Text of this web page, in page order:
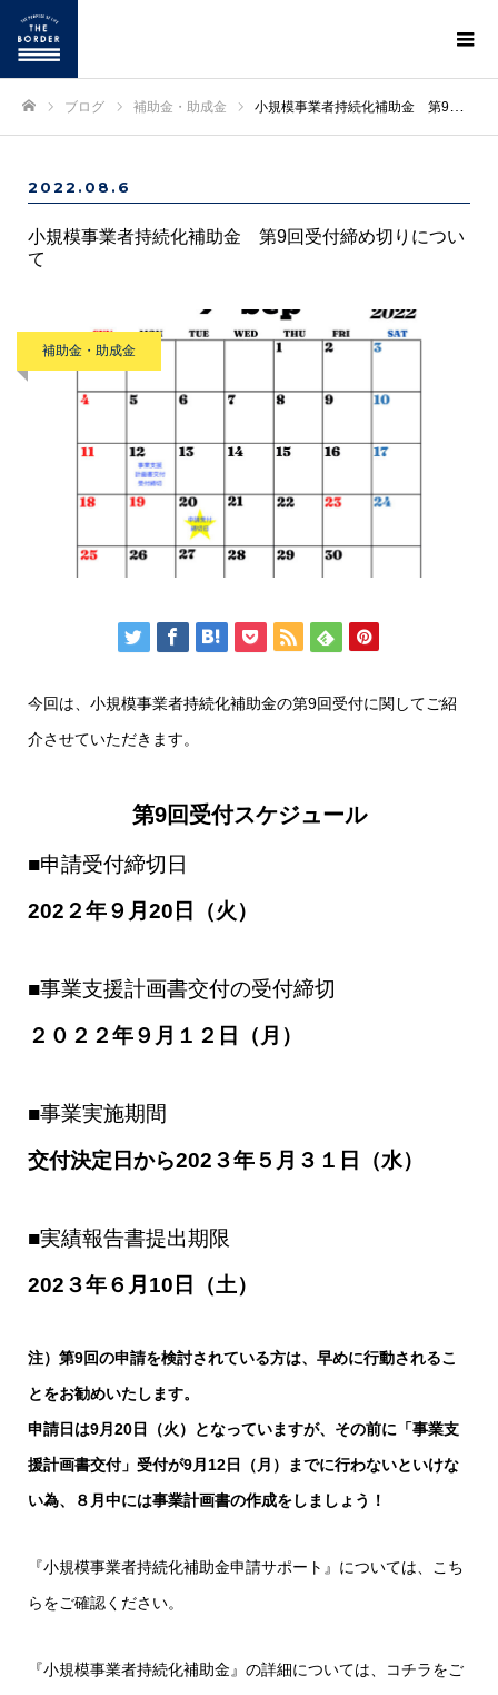
ブログ 補助金・助成金 小規模事業者持続化補助金 第9回受付締め切りについて
2022.08.6
小規模事業者持続化補助金 第9回受付締め切りについ
て
補助金・助成金
今回は、小規模事業者持続化補助金の第9回受付に関してご紹
介させていただきます。
第9回受付スケジュール
■申請受付締切日
202２年９月20日（火）
■事業支援計画書交付の受付締切
２０２２年９月１２日（月）
■事業実施期間
交付決定日から202３年５月３１日（水）
■実績報告書提出期限
202３年６月10日（土）
注）第9回の申請を検討されている方は、早めに行動されるこ
とをお勧めいたします。
申請日は9月20日（火）となっていますが、その前に「事業支
援計画書交付」受付が9月12日（月）までに行わないといけな
い為、８月中には事業計画書の作成をしましょう！
『小規模事業者持続化補助金申請サポート』については、こち
らをご確認ください。
『小規模事業者持続化補助金』の詳細については、コチラをご